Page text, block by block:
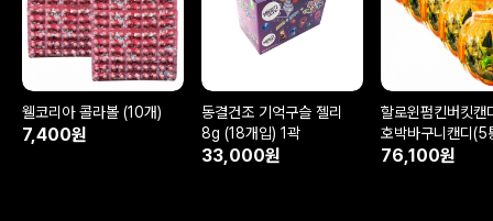
웰코리아 콜라볼 (10개)
7,400원
동결건조 기억구슬 젤리
8g (18개입) 1곽
33,000원
할로윈펌킨버킷캔
호박바구니캔디(5
76,100원